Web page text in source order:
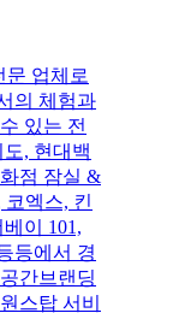
문 업체로
의 체험과
있는 전
, 현대백
점 잠실 &
엑스, 킨
이 101,
등에서 경
간브랜딩
스탑 서비